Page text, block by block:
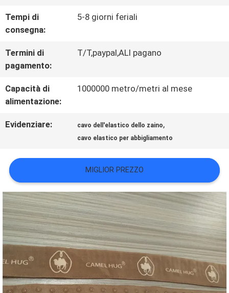
TUTTI
CASI
VR
MAPPA
DEL
SITO
POLITICA
SULLA
Tempi di
consegna:
5-8 giorni feriali
Termini di
pagamento:
T/T,paypal,ALI pagano
Capacità di
alimentazione:
1000000 metro/metri al mese
Evidenziare: cavo dell'elastico dello zaino,
cavo elastico per abbigliamento
MIGLIOR PREZZO